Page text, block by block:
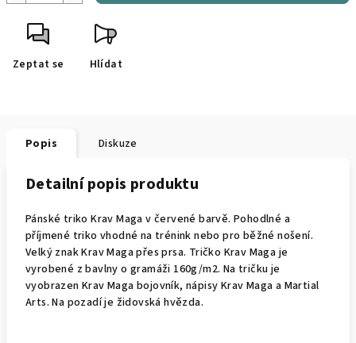
Zeptat se Hlídat
Popis Diskuze
Detailní popis produktu
Pánské triko Krav Maga v červené barvě. Pohodlné a
příjmené triko vhodné na trénink nebo pro běžné nošení.
Velký znak Krav Maga přes prsa. Tričko Krav Maga je
vyrobené z bavlny o gramáži 160g/m2. Na tričku je
vyobrazen Krav Maga bojovník, nápisy Krav Maga a Martial
Arts. Na pozadí je židovská hvězda.